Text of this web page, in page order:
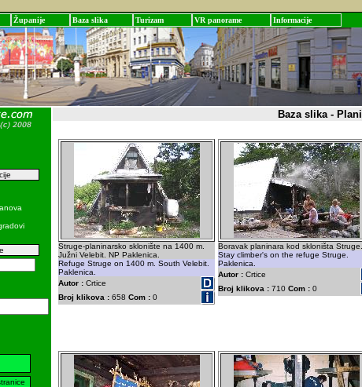
Županije Baza slika Turizam VR panorame Informacije
Baza slika -
Struge-planinarsko sklonište na 1400 m.
Južni Velebit. NP Paklenica.
Refuge Struge on 1400 m. South Velebit.
Paklenica.
Autor : Crtice
Broj klikova : 658 Com : 0
Boravak planinara kod skloništa Struge.
Stay climber's on the refuge Struge.
Paklenica.
Autor : Crtice
Broj klikova : 710 Com : 0